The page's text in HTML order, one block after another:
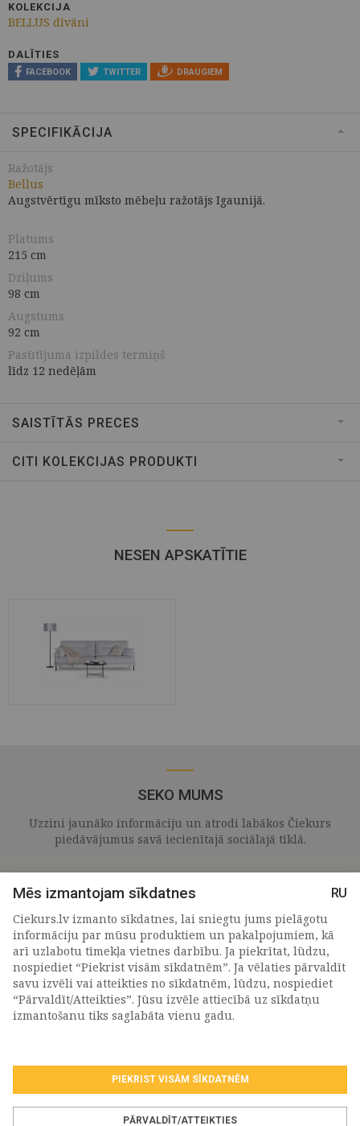
KOLEKCIJA
BELLUS dīvāni
DALĪTIES
FACEBOOK TWITTER DRAUGIEM
SPECIFIKĀCIJA
Ražotājs
Bellus
Augstvērtīgu mīksto mēbeļu ražotājs Igaunijā.
Platums
215 cm
Dziļums
98 cm
Augstums
92 cm
Pasūtījuma izpildes termiņš
līdz 12 nedēļām
SAISTĪTĀS PRECES
CITI KOLEKCIJAS PRODUKTI
NESEN APSKATĪTIE
SEKO MUMS
Uzzini jaunāko informāciju un atrodi labākos Čiekurs
piedāvājumus savā iecienītajā sociālajā tīklā.
PIETEIKTIES MŪSU JAUNUMIEM
Piekrītu personasdatu apstrādes noteikumiem
Mēs izmantojam sīkdatnes
RU
Ciekurs.lv izmanto sīkdatnes, lai sniegtu jums pielāgotu
informāciju par mūsu produktiem un pakalpojumiem, kā
arī uzlabotu tīmekļa vietnes darbību. Ja piekrītat, lūdzu,
nospiediet “Piekrist visām sīkdatnēm”. Ja vēlaties pārvaldīt
savu izvēli vai atteikties no sīkdatnēm, lūdzu, nospiediet
“Pārvaldīt/Atteikties”. Jūsu izvēle attiecībā uz sīkdatņu
izmantošanu tiks saglabāta vienu gadu.
PIEKRIST VISĀM SĪKDATNĒM
PĀRVALDĪT/ATTEIKTIES